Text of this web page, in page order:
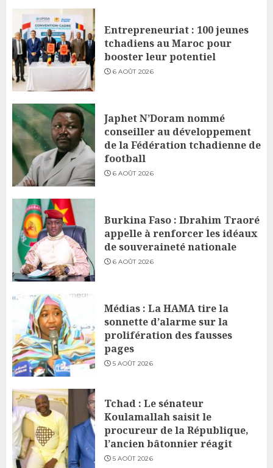
Entrepreneuriat : 100 jeunes
tchadiens au Maroc pour
booster leur potentiel
6 AOÛT 2026
Japhet N’Doram nommé
conseiller au développement
de la Fédération tchadienne de
football
6 AOÛT 2026
Burkina Faso : Ibrahim Traoré
appelle à renforcer les idéaux
de souveraineté nationale
6 AOÛT 2026
Médias : La HAMA tire la
sonnette d’alarme sur la
prolifération des fausses
pages
5 AOÛT 2026
Tchad : Le sénateur
Koulamallah saisit le
procureur de la République,
l’ancien bâtonnier réagit
5 AOÛT 2026